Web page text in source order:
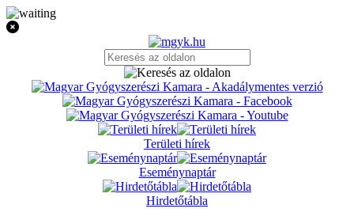
Területi hírek
Eseménynaptár
Hirdetőtábla